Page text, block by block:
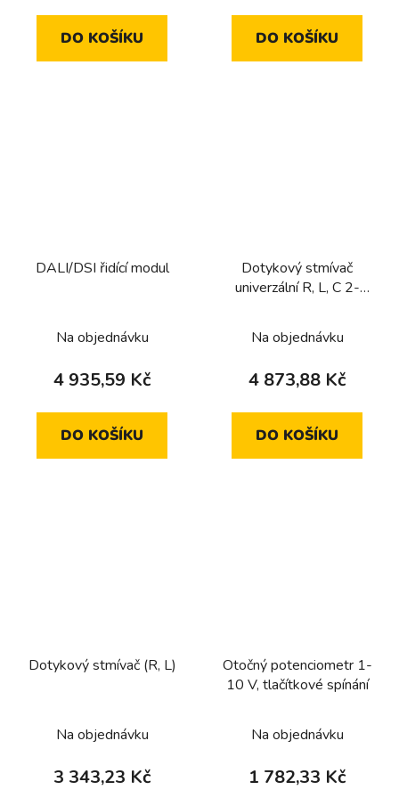
DO KOŠÍKU DO KOŠÍKU
DALI/DSI řidící modul
Na objednávku
4 935,59 Kč
DO KOŠÍKU
Dotykový stmívač
univerzální R, L, C 2-
Na objednávku
4 873,88 Kč
DO KOŠÍKU
Dotykový stmívač (R, L)
Na objednávku
3 343,23 Kč
Otočný potenciometr 1-
10 V, tlačítkové spínání
Na objednávku
1 782,33 Kč